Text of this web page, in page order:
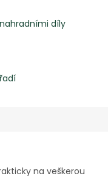
díly
na veškerou